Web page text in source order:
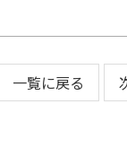
一覧に戻る